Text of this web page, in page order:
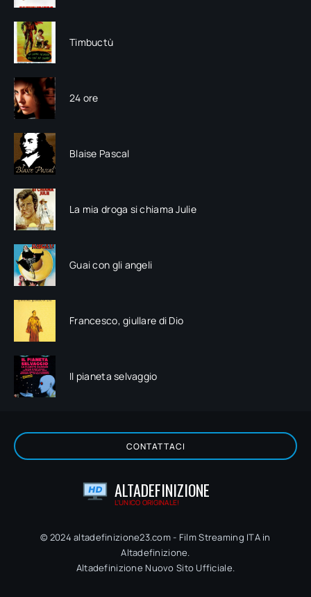
Timbuctù
24 ore
Blaise Pascal
La mia droga si chiama Julie
Guai con gli angeli
Francesco, giullare di Dio
Il pianeta selvaggio
CONTATTACI
ALTADEFINIZIONE
L'UNICO ORIGINALE!
© 2024 altadefinizione23.com - Film Streaming ITA in
Altadefinizione.
Altadefinizione Nuovo Sito Ufficiale.